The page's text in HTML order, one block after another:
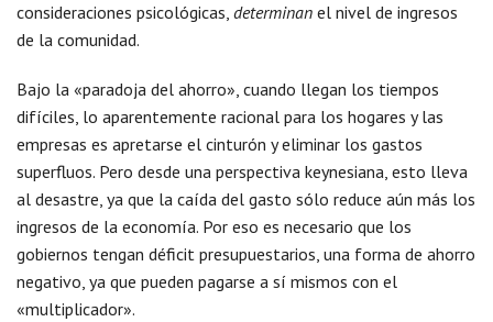
consideraciones psicológicas, determinan el nivel de ingresos
de la comunidad.
Bajo la «paradoja del ahorro», cuando llegan los tiempos
difíciles, lo aparentemente racional para los hogares y las
empresas es apretarse el cinturón y eliminar los gastos
superfluos. Pero desde una perspectiva keynesiana, esto lleva
al desastre, ya que la caída del gasto sólo reduce aún más los
ingresos de la economía. Por eso es necesario que los
gobiernos tengan déficit presupuestarios, una forma de ahorro
negativo, ya que pueden pagarse a sí mismos con el
«multiplicador».